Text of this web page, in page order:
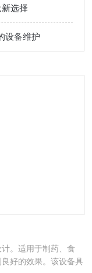
选择
设备维护
。适用于制药、食
好的效果。该设备具